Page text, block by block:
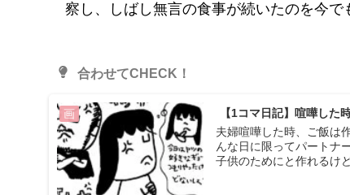
察し、しばし無言の食事が続いたのを今で
合わせてCHECK！
画
【1コマ日記】喧嘩した
夫婦喧嘩した時、ご飯は
んな日に限ってパートナ
子供のためにと作れるけ